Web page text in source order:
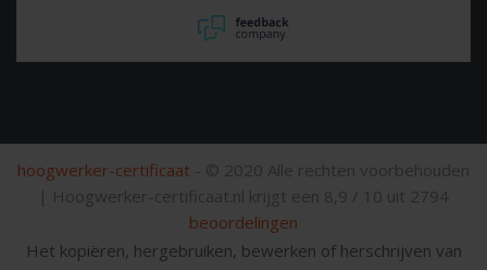
hoogwerker-certificaat - © 2020 Alle rechten voorbehouden
| Hoogwerker-certificaat.nl krijgt een 8,9 / 10 uit 2794
beoordelingen
Het kopiëren, hergebruiken, bewerken of herschrijven van